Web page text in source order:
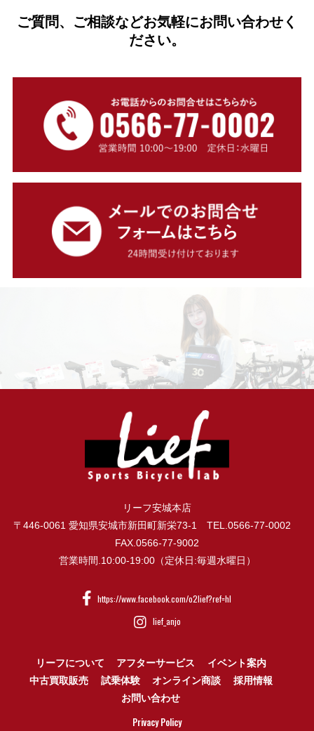
ご質問、ご相談などお気軽にお問い合わせく
ださい。
リーフ安城本店
〒446-0061 愛知県安城市新田町新栄73-1 TEL.0566-77-0002
FAX.0566-77-9002
営業時間.10:00-19:00（定休日:毎週水曜日）
https://www.facebook.com/o2lief?ref=hl
lief_anjo
リーフについて アフターサービス
イベント案内
中古買取販売
試乗体験 オンライン商談
採用情報
お問い合わせ
Privacy Policy